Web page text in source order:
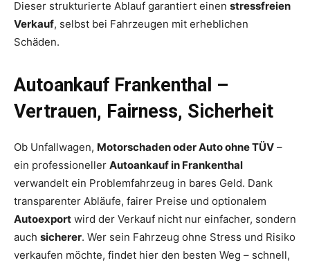
Dieser strukturierte Ablauf garantiert einen stressfreien
Verkauf, selbst bei Fahrzeugen mit erheblichen
Schäden.
Autoankauf Frankenthal –
Vertrauen, Fairness, Sicherheit
Ob Unfallwagen, Motorschaden oder Auto ohne TÜV –
ein professioneller Autoankauf in Frankenthal
verwandelt ein Problemfahrzeug in bares Geld. Dank
transparenter Abläufe, fairer Preise und optionalem
Autoexport wird der Verkauf nicht nur einfacher, sondern
auch sicherer. Wer sein Fahrzeug ohne Stress und Risiko
verkaufen möchte, findet hier den besten Weg – schnell,